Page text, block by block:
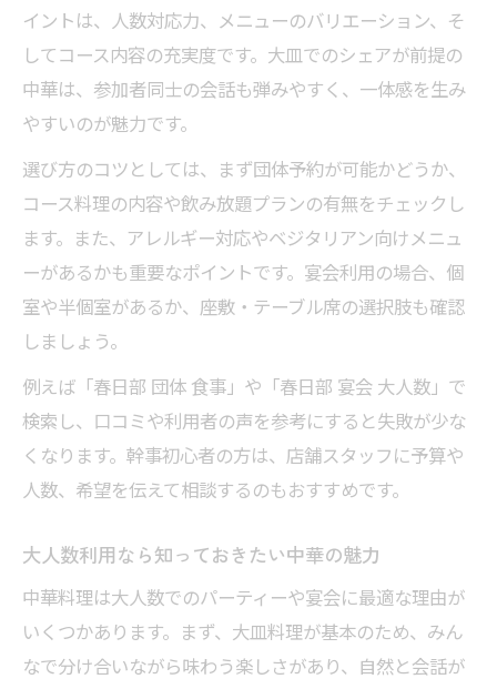
春日部中華パーティーで失敗しない方法
イントは、人数対応力、メニューのバリエーション、そ
してコース内容の充実度です。大皿でのシェアが前提の
中華は、参加者同士の会話も弾みやすく、一体感を生み
やすいのが魅力です。
選び方のコツとしては、まず団体予約が可能かどうか、
コース料理の内容や飲み放題プランの有無をチェックし
ます。また、アレルギー対応やベジタリアン向けメニュ
ーがあるかも重要なポイントです。宴会利用の場合、個
室や半個室があるか、座敷・テーブル席の選択肢も確認
しましょう。
例えば「春日部 団体 食事」や「春日部 宴会 大人数」で
検索し、口コミや利用者の声を参考にすると失敗が少な
くなります。幹事初心者の方は、店舗スタッフに予算や
人数、希望を伝えて相談するのもおすすめです。
大人数利用なら知っておきたい中華の魅力
中華料理は大人数でのパーティーや宴会に最適な理由が
いくつかあります。まず、大皿料理が基本のため、みん
なで分け合いながら味わう楽しさがあり、自然と会話が